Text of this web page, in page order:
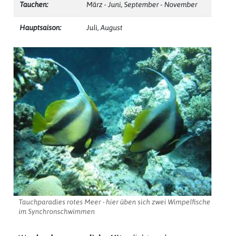
Tauchen: März - Juni, September - November
Hauptsaison: Juli, August
Tauchparadies rotes Meer - hier üben sich zwei Wimpelfische
im Synchronschwimmen